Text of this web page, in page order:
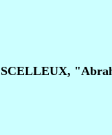
SCELLEUX,